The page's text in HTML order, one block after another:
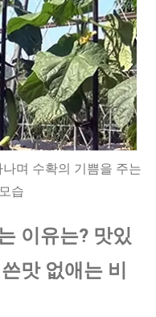
며 수확의 기쁨을 주는
습
이유는? 맛있
맛 없애는 비